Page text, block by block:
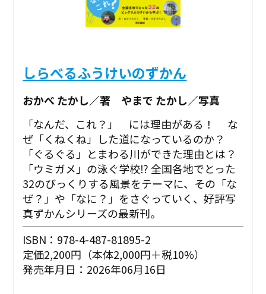
しらべるふうけいのずかん
おかべ たかし／著 やまで たかし／写真
「なんだ、これ？」 には理由がある！ な
ぜ「くねくね」した道になっているのか？
「ぐるぐる」とまわる川ができた理由とは？
「ウミガメ」の泳ぐ学校⁉ 全国各地でとった
32のびっくりする風景をテーマに、その「な
ぜ？」や「なに？」をさぐっていく、好評写
真ずかんシリーズの最新刊。
ISBN：978-4-487-81895-2
定価2,200円（本体2,000円＋税10%）
発売年月日：2026年06月16日